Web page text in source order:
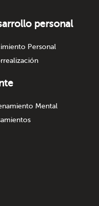
personal
Personal
Mental